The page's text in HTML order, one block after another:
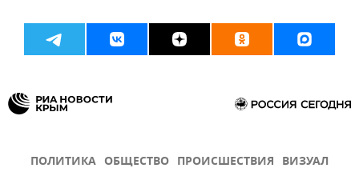
ПОЛИТИКА ОБЩЕСТВО ПРОИСШЕСТВИЯ ВИЗУАЛ